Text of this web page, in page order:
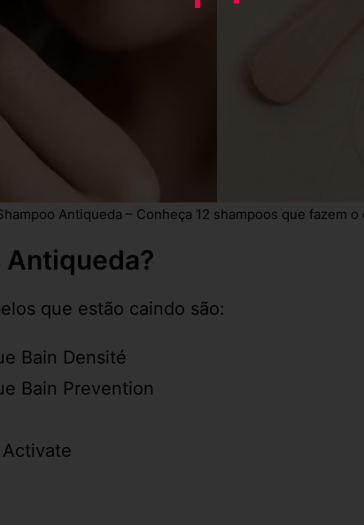
Antiqueda – Conheça 12 shampoos que fazem
Antiqueda?
que estão caindo são:
Bain Densité
Bain Prevention